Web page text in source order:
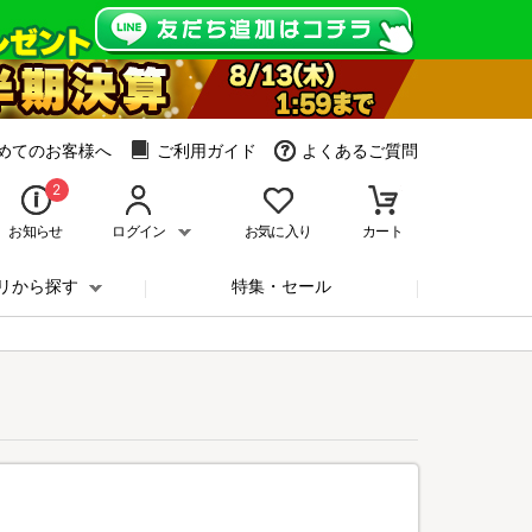
てのお客様へ ご利用ガイド よくあるご質問
2
お知らせ ログイン お気に入り カート
から探す 特集・セール